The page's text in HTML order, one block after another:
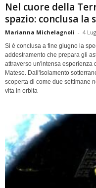
Nel cuore della
spazio: conclusa la
Marianna Michelagnoli - 4
Si è conclusa a fine giugno la
addestramento che prepara gli
attraverso un'intensa esperienza
Matese. Dall'isolamento
scoperta di come due settimane
vita in orbita